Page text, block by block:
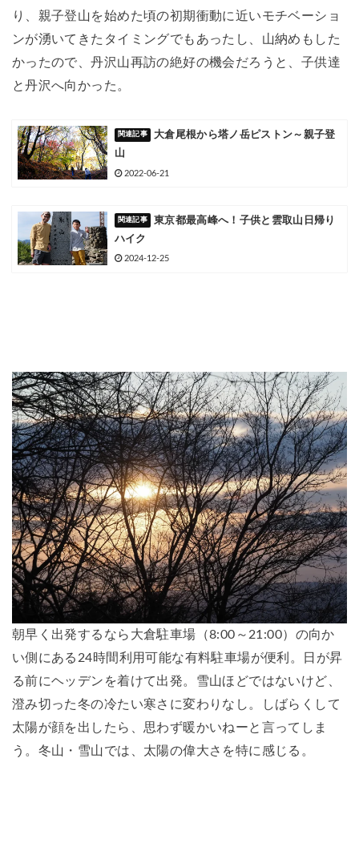
り、親子登山を始めた頃の初期衝動に近いモチベーショ
ンが湧いてきたタイミングでもあったし、山納めもした
かったので、丹沢山再訪の絶好の機会だろうと、子供達
と丹沢へ向かった。
大倉尾根から塔ノ岳ピストン～親子登
山
2022-06-21
東京都最高峰へ！子供と雲取山日帰り
ハイク
2024-12-25
朝早く出発するなら大倉駐車場（8:00～21:00）の向か
い側にある24時間利用可能な有料駐車場が便利。日が昇
る前にヘッデンを着けて出発。雪山ほどではないけど、
澄み切った冬の冷たい寒さに変わりなし。しばらくして
太陽が顔を出したら、思わず暖かいねーと言ってしま
う。冬山・雪山では、太陽の偉大さを特に感じる。